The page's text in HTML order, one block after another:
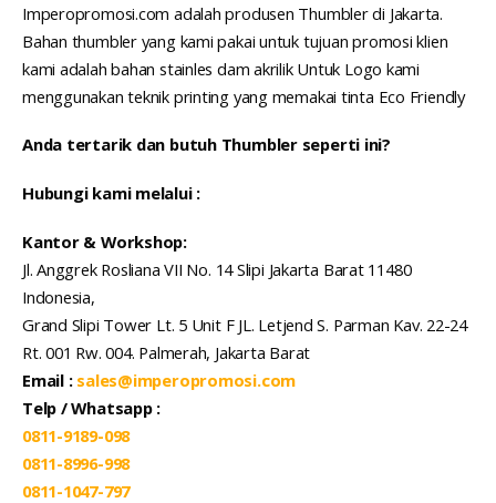
Imperopromosi.com adalah produsen Thumbler di Jakarta.
Bahan thumbler yang kami pakai untuk tujuan promosi klien
kami adalah bahan stainles dam akrilik Untuk Logo kami
menggunakan teknik printing yang memakai tinta Eco Friendly
Anda tertarik dan butuh Thumbler seperti ini?
Hubungi kami melalui :
Kantor & Workshop:
Jl. Anggrek Rosliana VII No. 14 Slipi Jakarta Barat 11480
Indonesia,
Grand Slipi Tower Lt. 5 Unit F JL. Letjend S. Parman Kav. 22-24
Rt. 001 Rw. 004. Palmerah, Jakarta Barat
Email : sales@imperopromosi.com
Telp / Whatsapp :
0811-9189-098
0811-8996-998
0811-1047-797